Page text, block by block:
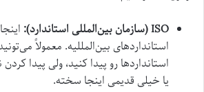
ISO (سازمان بین‌المللی استاندارد):
استانداردهای بین‌المللیه. معمولاً
استانداردها رو پیدا کنید، ولی پیدا
یا خیلی قدیمی اینجا سخته.